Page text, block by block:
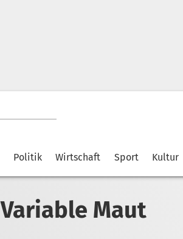
Politik Wirtschaft Sport Kultur
Variable Maut